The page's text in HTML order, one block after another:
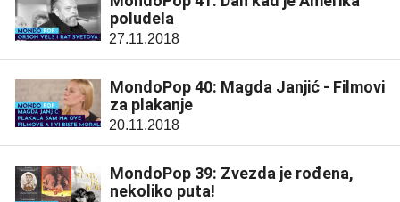
poludela
27.11.2018
MondoPop 40: Magda Janjić - Filmovi
za plakanje
20.11.2018
MondoPop 39: Zvezda je rođena,
nekoliko puta!